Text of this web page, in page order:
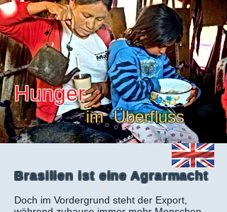
Hunger
im Überfluss
Brasilien ist eine Agrarmacht
Doch im Vordergrund steht der Export,